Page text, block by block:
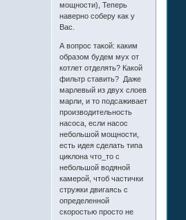
мощности), Теперь
наверно соберу как у
Вас.
А вопрос такой: каким
образом будем мух от
котлет отделять? Какой
фильтр ставить? Даже
марлевый из двух слоев
марли, и то подсаживает
производительность
насоса, если насос
небольшой мощности,
есть идея сделать типа
циклона что_то с
небольшой водяной
камерой, чтоб частички
стружки двигаясь с
определенной
скоростью просто не